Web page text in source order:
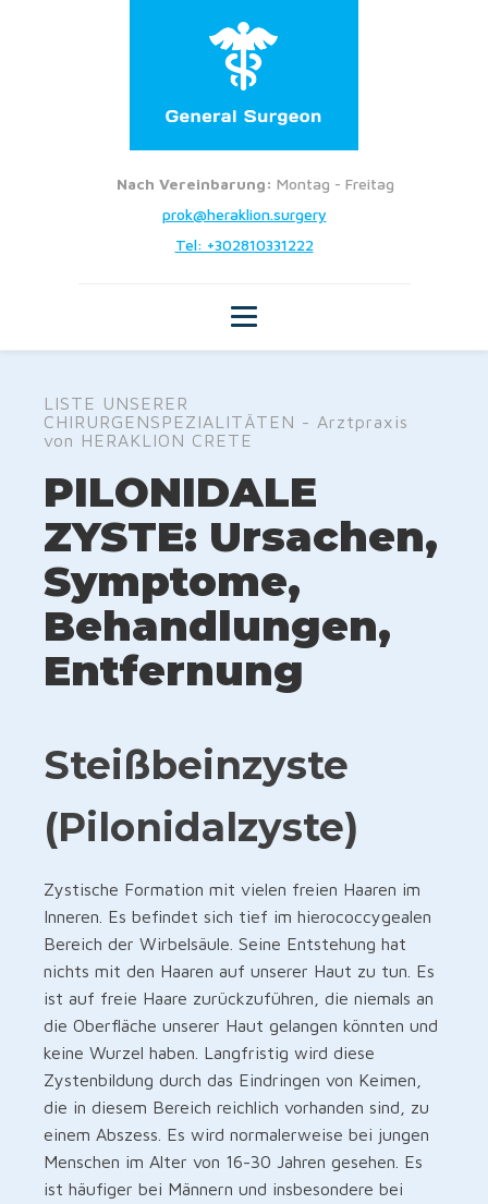
Nach Vereinbarung: Montag - Freitag
prok@heraklion.surgery
Tel: +302810331222
LISTE UNSERER
CHIRURGENSPEZIALITÄTEN - Arztpraxis
von HERAKLION CRETE
PILONIDALE
ZYSTE: Ursachen,
Symptome,
Behandlungen,
Entfernung
Steißbeinzyste
(Pilonidalzyste)
Zystische Formation mit vielen freien Haaren im
Inneren. Es befindet sich tief im hierococcygealen
Bereich der Wirbelsäule. Seine Entstehung hat
nichts mit den Haaren auf unserer Haut zu tun. Es
ist auf freie Haare zurückzuführen, die niemals an
die Oberfläche unserer Haut gelangen könnten und
keine Wurzel haben. Langfristig wird diese
Zystenbildung durch das Eindringen von Keimen,
die in diesem Bereich reichlich vorhanden sind, zu
einem Abszess. Es wird normalerweise bei jungen
Menschen im Alter von 16-30 Jahren gesehen. Es
ist häufiger bei Männern und insbesondere bei